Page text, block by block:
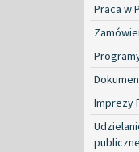
Praca w
Imprezy